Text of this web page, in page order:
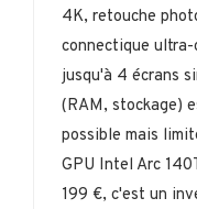
4K, retouche
connectique
jusqu'à 4 écrans
(RAM, stockage)
possible mais
GPU Intel Arc
199 €, c'est un